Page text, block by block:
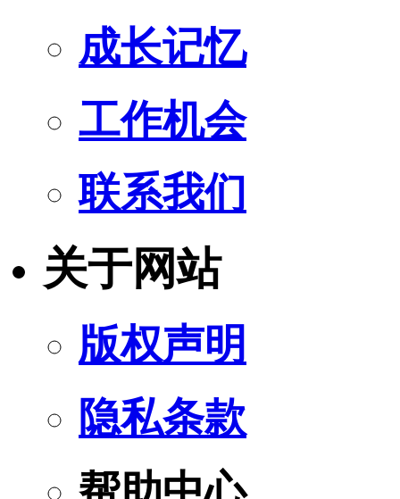
成长记忆
工作机会
联系我们
关于网站
版权声明
隐私条款